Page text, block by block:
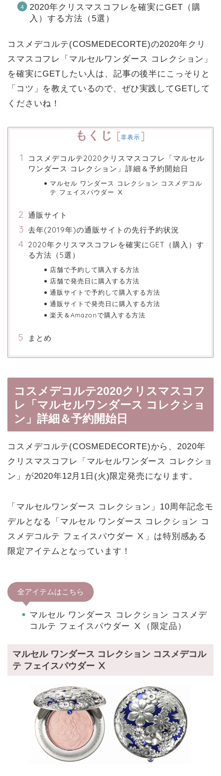
2020年クリスマスコフレを確実にGET（購
入）する方法（5選）
コスメデコルテ(COSMEDECORTE)の2020年クリ
スマスコフレ「マルセルワンダース コレクション」
を確実にGETしたい人は、記事の後半にこっそりと
「コツ」を教えているので、ぜひ実践してGETして
くださいね！
もくじ [非表示 ]
コスメデコルテ2020クリスマスコフレ「マルセル
ワンダース コレクション」詳細＆予約開始日
マルセル ワンダース コレクション コスメデコル
テ フェイスパウダー Ⅹ
通販サイト
去年(2019年)の通販サイトの先行予約状況
2020年クリスマスコフレを確実にGET（購入）す
る方法（5選）
店舗で予約して購入する方法
店舗で発売日に購入する方法
通販サイトで予約して購入する方法
通販サイトで発売日に購入する方法
楽天＆Amazonで購入する方法
まとめ
コスメデコルテ2020クリスマスコフ
レ「マルセルワンダース コレクショ
ン」詳細＆予約開始日
コスメデコルテ(COSMEDECORTE)から、2020年
クリスマスコフレ「マルセルワンダース コレクショ
ン」が2020年12月1日(火)限定発売になります。
「マルセルワンダース コレクション」10周年記念モ
デルとなる「マルセル ワンダース コレクション コ
スメデコルテ フェイスパウダー Ⅹ」は特別感ある
限定アイテムとなっています！
全アイテムはこちら
マルセル ワンダース コレクション コスメデ
コルテ フェイスパウダー Ⅹ（限定品）
マルセル ワンダース コレクション コスメデコル
テ フェイスパウダー Ⅹ